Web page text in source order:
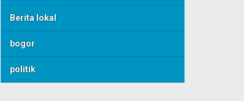
Berita lokal
bogor
politik